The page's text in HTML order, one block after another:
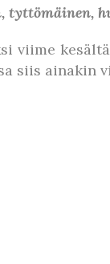
tyttömäinen,
viime
siis ainakin